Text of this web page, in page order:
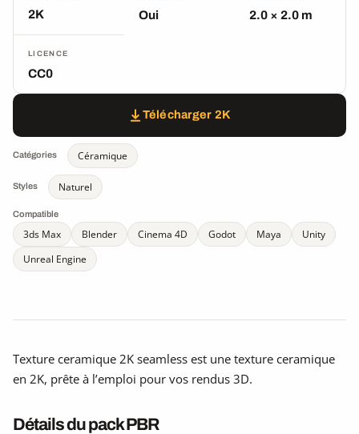
2K Oui 2.0 × 2.0 m
LICENCE
CC0
Télécharger 2K
Catégories Céramique
Styles Naturel
Compatible
3ds Max Blender Cinema 4D Godot Maya
Unity
Unreal Engine
Texture ceramique 2K seamless est une texture ceramique
en 2K, prête à l’emploi pour vos rendus 3D.
Détails du pack PBR